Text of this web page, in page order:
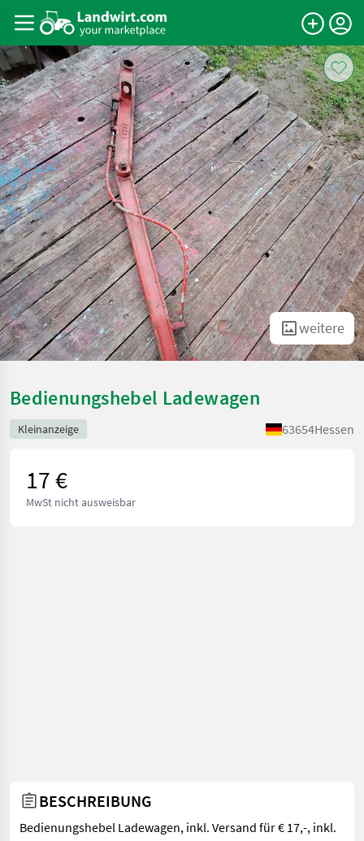
weitere
Bedienungshebel Ladewagen
Kleinanzeige 63654Hessen
17 €
MwSt nicht ausweisbar
BESCHREIBUNG
Bedienungshebel Ladewagen, inkl. Versand für € 17,-, inkl.